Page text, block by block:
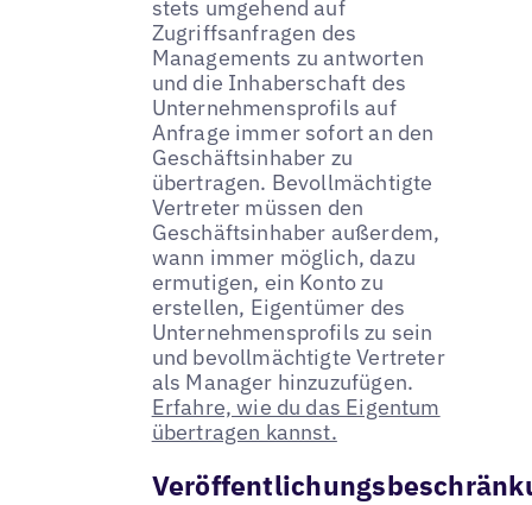
stets umgehend auf
Zugriffsanfragen des
Managements zu antworten
und die Inhaberschaft des
Unternehmensprofils auf
Anfrage immer sofort an den
Geschäftsinhaber zu
übertragen. Bevollmächtigte
Vertreter müssen den
Geschäftsinhaber außerdem,
wann immer möglich, dazu
ermutigen, ein Konto zu
erstellen, Eigentümer des
Unternehmensprofils zu sein
und bevollmächtigte Vertreter
als Manager hinzuzufügen.
Erfahre, wie du das Eigentum
übertragen kannst.